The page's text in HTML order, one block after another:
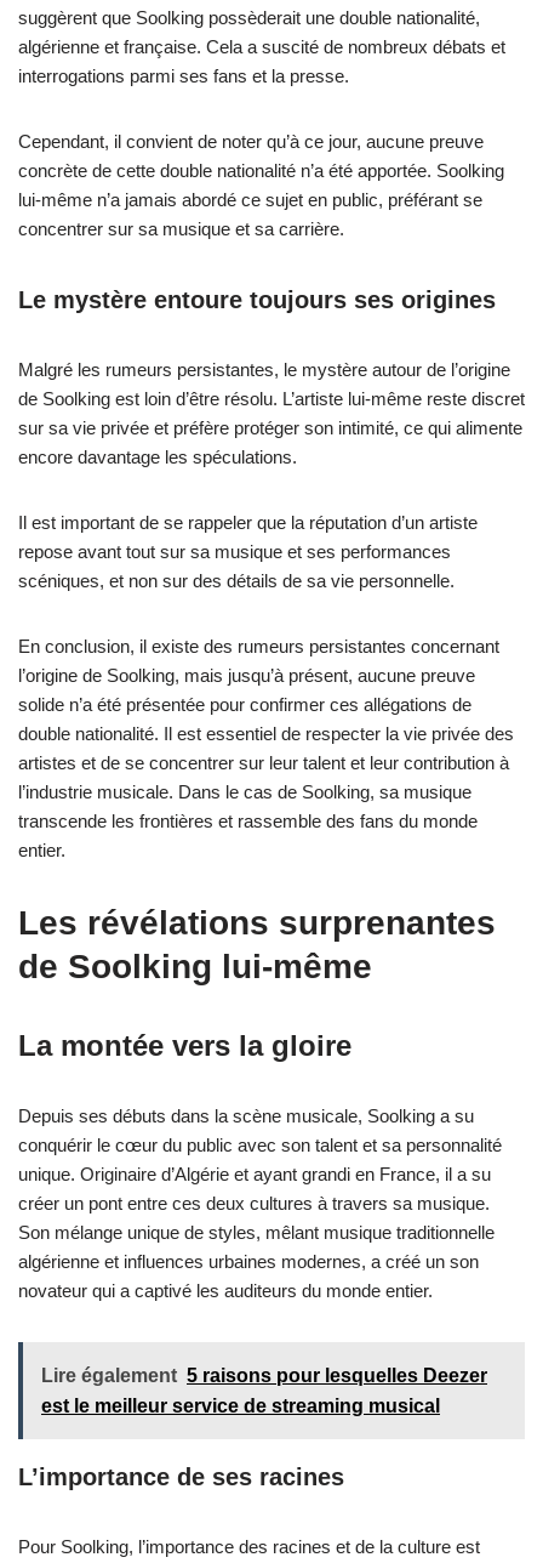
suggèrent que Soolking possèderait une double nationalité,
algérienne et française. Cela a suscité de nombreux débats et
interrogations parmi ses fans et la presse.
Cependant, il convient de noter qu’à ce jour, aucune preuve
concrète de cette double nationalité n’a été apportée. Soolking
lui-même n’a jamais abordé ce sujet en public, préférant se
concentrer sur sa musique et sa carrière.
Le mystère entoure toujours ses origines
Malgré les rumeurs persistantes, le mystère autour de l’origine
de Soolking est loin d’être résolu. L’artiste lui-même reste discret
sur sa vie privée et préfère protéger son intimité, ce qui alimente
encore davantage les spéculations.
Il est important de se rappeler que la réputation d’un artiste
repose avant tout sur sa musique et ses performances
scéniques, et non sur des détails de sa vie personnelle.
En conclusion, il existe des rumeurs persistantes concernant
l’origine de Soolking, mais jusqu’à présent, aucune preuve
solide n’a été présentée pour confirmer ces allégations de
double nationalité. Il est essentiel de respecter la vie privée des
artistes et de se concentrer sur leur talent et leur contribution à
l’industrie musicale. Dans le cas de Soolking, sa musique
transcende les frontières et rassemble des fans du monde
entier.
Les révélations surprenantes
de Soolking lui-même
La montée vers la gloire
Depuis ses débuts dans la scène musicale, Soolking a su
conquérir le cœur du public avec son talent et sa personnalité
unique. Originaire d’Algérie et ayant grandi en France, il a su
créer un pont entre ces deux cultures à travers sa musique.
Son mélange unique de styles, mêlant musique traditionnelle
algérienne et influences urbaines modernes, a créé un son
novateur qui a captivé les auditeurs du monde entier.
Lire également 5 raisons pour lesquelles Deezer
est le meilleur service de streaming musical
L’importance de ses racines
Pour Soolking, l’importance des racines et de la culture est